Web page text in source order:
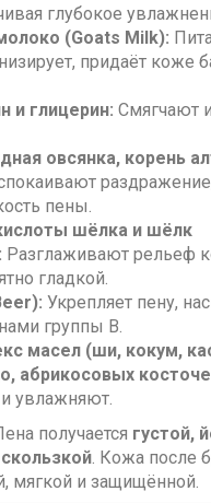
глубокое
(Goats Milk):
придаёт коже
и глицерин: Смягчают
овсянка, корень
пены.
шёлка и шёлк
Разглаживают рельеф
гладкой.
Укрепляет пену,
группы B.
масел (ши, кокум,
абрикосовых
увлажняют.
получается густой,
. Кожа после
мягкой и защищённой.